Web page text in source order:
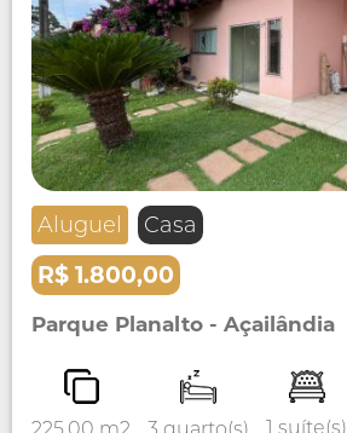
Aluguel Casa
R$ 1.800,00
Parque Planalto - Açailândia
3 quarto(s) 1 suíte(s)